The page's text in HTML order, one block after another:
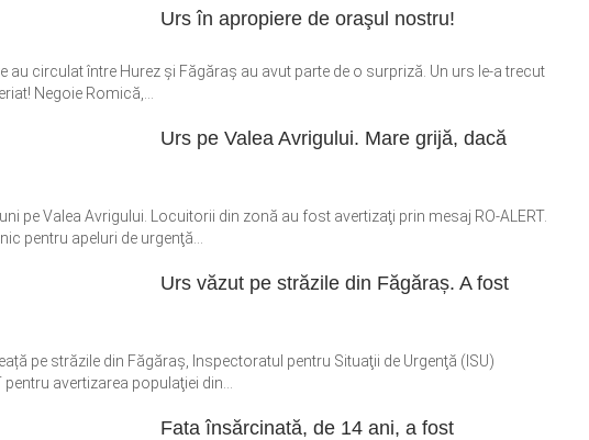
Urs în apropiere de oraşul nostru!
circulat între Hurez şi Făgăraş au avut parte de o surpriză. Un urs le-a trecut
Negoie Romică,...
Urs pe Valea Avrigului. Mare grijă, dacă
pe Valea Avrigului. Locuitorii din zonă au fost avertizaţi prin mesaj RO-ALERT.
pentru apeluri de urgenţă...
Urs văzut pe străzile din Făgăraș. A fost
pe străzile din Făgăraș, Inspectoratul pentru Situaţii de Urgenţă (ISU)
avertizarea populaţiei din...
Fata însărcinată, de 14 ani, a fost